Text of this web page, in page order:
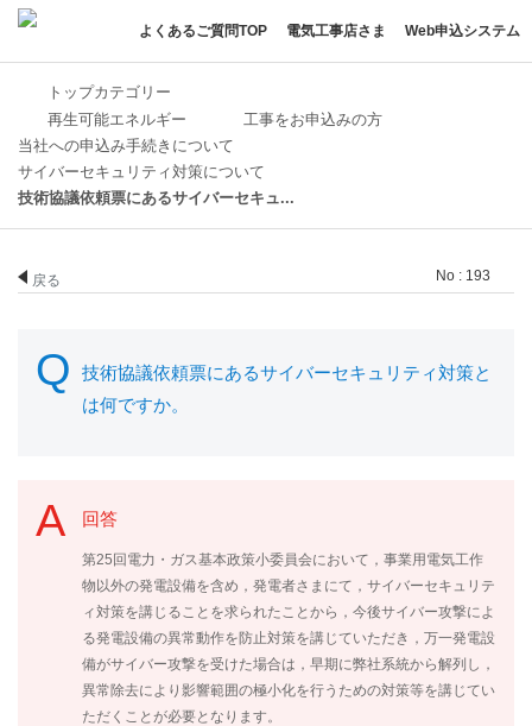
よくあるご質問TOP 電気工事店さま Web申込システム
トップカテゴリー
再生可能エネルギー
工事をお申込みの方
当社への申込み手続きについて
サイバーセキュリティ対策について
技術協議依頼票にあるサイバーセキュ...
戻る No : 193
技術協議依頼票にあるサイバーセキュリティ対策と
は何ですか。
回答
第25回電力・ガス基本政策小委員会において，事業用電気工作
物以外の発電設備を含め，発電者さまにて，サイバーセキュリテ
ィ対策を講じることを求られたことから，今後サイバー攻撃によ
る発電設備の異常動作を防止対策を講じていただき，万一発電設
備がサイバー攻撃を受けた場合は，早期に弊社系統から解列し，
異常除去により影響範囲の極小化を行うための対策等を講じてい
ただくことが必要となります。